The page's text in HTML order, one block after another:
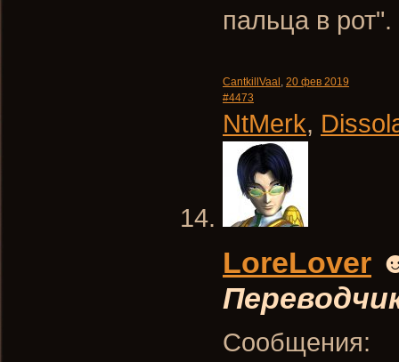
пальца в рот".
CantkillVaal , 20 фев 2019
#4473
NtMerk,
LoreLover
Сообщения: